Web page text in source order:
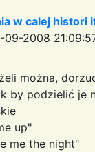
w calej histori
09-2008
można,
by podzielić je
up"
me the night"